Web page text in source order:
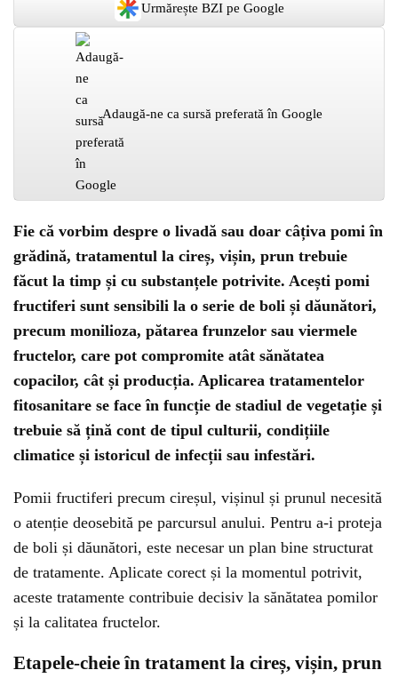
Urmărește BZI pe Google
Adaugă-ne ca sursă preferată în Google
Fie că vorbim despre o livadă sau doar câțiva pomi în
grădină, tratamentul la cireș, vișin, prun trebuie
făcut la timp și cu substanțele potrivite. Acești pomi
fructiferi sunt sensibili la o serie de boli și dăunători,
precum monilioza, pătarea frunzelor sau viermele
fructelor, care pot compromite atât sănătatea
copacilor, cât și producția. Aplicarea tratamentelor
fitosanitare se face în funcție de stadiul de vegetație și
trebuie să țină cont de tipul culturii, condițiile
climatice și istoricul de infecții sau infestări.
Pomii fructiferi precum cireșul, vișinul și prunul necesită
o atenție deosebită pe parcursul anului. Pentru a-i proteja
de boli și dăunători, este necesar un plan bine structurat
de tratamente. Aplicate corect și la momentul potrivit,
aceste tratamente contribuie decisiv la sănătatea pomilor
și la calitatea fructelor.
Etapele-cheie în tratament la cireș, vișin, prun